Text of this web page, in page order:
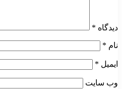
دیدگاه *
نام *
ایمیل *
وب‌ سایت